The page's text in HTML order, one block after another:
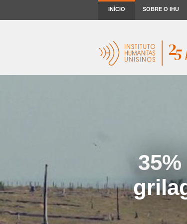
INÍCIO SOBRE O IHU